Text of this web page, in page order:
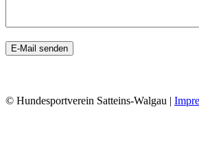
© Hundesportverein Satteins-Walgau |